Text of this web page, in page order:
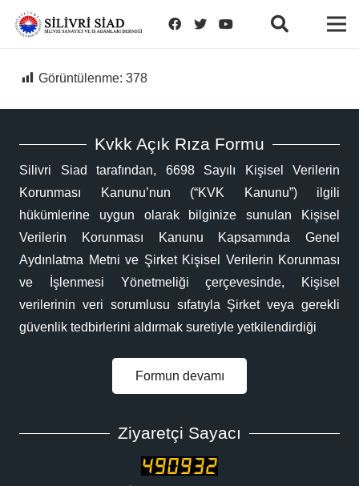
Görüntülenme: 378
Kvkk Açık Rıza Formu
Silivri Siad tarafından, 6698 Sayılı Kişisel Verilerin
Korunması Kanunu’nun (“KVK Kanunu”) ilgili
hükümlerine uygun olarak bilginize sunulan Kişisel
Verilerin Korunması Kanunu Kapsamında Genel
Aydınlatma Metni ve Şirket Kişisel Verilerin Korunması
ve İşlenmesi Yönetmeliği çerçevesinde, Kişisel
verilerinin veri sorumlusu sıfatıyla Şirket veya gerekli
güvenlik tedbirlerini aldırmak suretiyle yetkilendirdiği
Formun devamı
Ziyaretçi Sayacı